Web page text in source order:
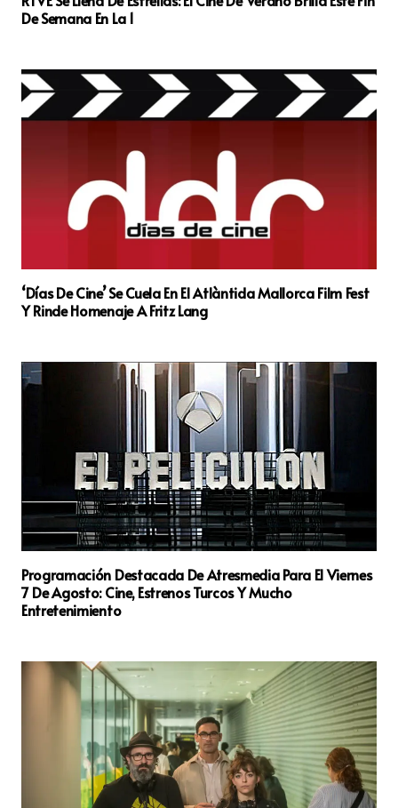
De Semana En La 1
‘Días De Cine’ Se Cuela En El Atlàntida Mallorca Film Fest
Y Rinde Homenaje A Fritz Lang
Programación Destacada De Atresmedia Para El Viernes
7 De Agosto: Cine, Estrenos Turcos Y Mucho
Entretenimiento